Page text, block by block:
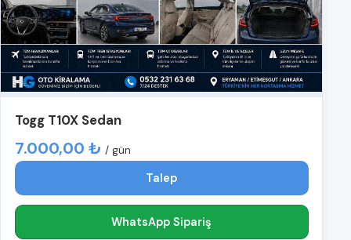
Togg T10X Sedan
7.000,00 ₺ / gün
Talep
WhatsApp Sipariş